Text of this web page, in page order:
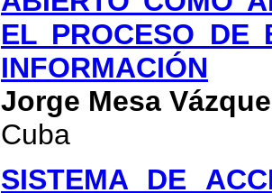
EL PROCESO DE
INFORMACIÓN
Jorge Mesa
Cuba
SISTEMA DE